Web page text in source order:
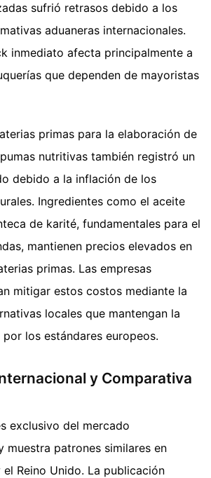
sufrió retrasos debido a los
aduaneras internacionales.
inmediato afecta principalmente a
que dependen de mayoristas
primas para la elaboración de
nutritivas también registró un
debido a la inflación de los
Ingredientes como el aceite
de karité, fundamentales para el
mantienen precios elevados en
primas. Las empresas
mitigar estos costos mediante la
locales que mantengan la
los estándares europeos.
y Comparativa
exclusivo del mercado
muestra patrones similares en
Reino Unido. La publicación